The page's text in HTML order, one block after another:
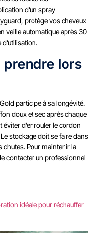
d’un spray
protège vos cheveux
veille automatique après 30
prendre lors
participe à sa longévité.
doux et sec après chaque
éviter d’enrouler le cordon
stockage doit se faire dans
chutes. Pour maintenir la
contacter un professionnel
idéale pour réchauffer